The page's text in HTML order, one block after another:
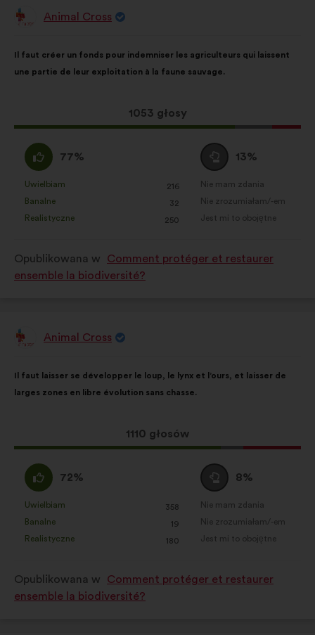
Propozycja:Animal Cross
propozycji:
Il faut créer un fonds pour indemniser les agriculteurs qui laissent
une partie de leur exploitation à la faune sauvage.
Ta
propozycja
1053 głosy
czym
głosy
następująco:
Zgadzam
się
:
77%
w
kategorii:
Uwielbiam
: 216
razy
Banalne
: 32
razy
Realistyczne
: 250
razy
Wstrzymuję
się
:
13%
w
Nie mam zdania
:razy
Nie zrozumiałam/-em
:razy
Jest mi to obojętne
:razy
Opublikowana w
Comment protéger et restaurer
ensemble la biodiversité?
Propozycja:Animal Cross
propozycji:
Il faut laisser se développer le loup, le lynx et l’ours, et laisser de
larges zones en libre évolution sans chasse.
Ta
propozycja
1110 głosów
czym
głosy
następująco:
Zgadzam
się
:
72%
w
kategorii:
Uwielbiam
: 358
razy
Banalne
: 19
razy
Realistyczne
: 180
razy
Wstrzymuję
się
:
8%
w
Nie mam zdania
:razy
Nie zrozumiałam/-em
:razy
Jest mi to obojętne
:razy
Opublikowana w
Comment protéger et restaurer
ensemble la biodiversité?